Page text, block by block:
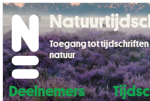
Deelnemers
Toegang tot
natuur